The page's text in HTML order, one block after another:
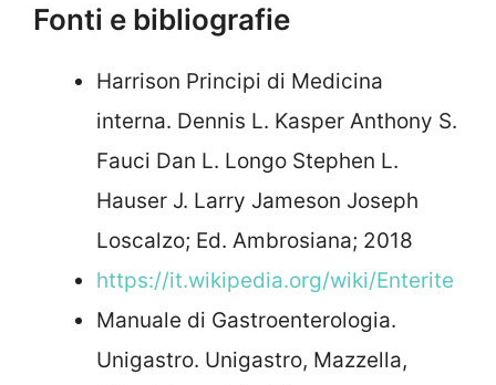
Fonti e bibliografie
Harrison Principi di Medicina
interna. Dennis L. Kasper Anthony S.
Fauci Dan L. Longo Stephen L.
Hauser J. Larry Jameson Joseph
Loscalzo; Ed. Ambrosiana; 2018
https://it.wikipedia.org/wiki/Enterite
Manuale di Gastroenterologia.
Unigastro. Unigastro, Mazzella,